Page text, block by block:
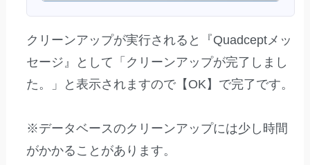
クリーンアップが実行されると『Quadceptメッ
セージ』として「クリーンアップが完了しまし
た。」と表示されますので【OK】で完了です。
※データベースのクリーンアップには少し時間
がかかることがあります。